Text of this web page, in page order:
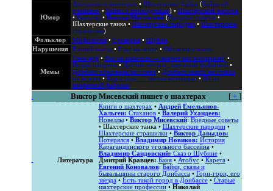
Юмор
Анекдоты о шахтерах• Шахтёрские байки(Байки об
учениках• Байки о проходчиках) • Шахтёрский жаргон
• Курьезы• Виктор Мисевский(Вредные советы•
Шахтерские танка• Шахтерские пародии• Шахтерские
страшилки)
Фольклор
Мифология• Суеверия• Шубин
Нарушения
Ранний выезд• Езда на ленте• Объяснительная
Мемы
Глюк ауф• Вас не наказали — значит вас поощрили! •
Ведро напруги• Датчик метана, закрытый фуфайкой•
Донбасс порожняк не гонит• Донбасс никто не ставил
на колени• Караганда — третья кочегарка• Не на
конфетной фабрике
[+ ]
Виктор Мисевский пишет о шахтерах
Литература
Книги о шахтерах• Андрей Емельянов-
Хальген: Стаханов• Валерий Ухандеев:
Новеллы• Виктор Мисевский: Вредные советы
• Шахтерские танка• Шахтерские пародии•
Шахтерские страшилки• Виктор Давыдов:
Потерялся• Владимир Новиков: История
Карагандинского угольного бассейна•
Владимир Сандовский: Сказ о Шубине•
Дмитрий Кравцев: Баня• Атобус• Карета•
Евгений Коновалов: Байки, сказы и
бывальщины старого Донбасса• Гори-гори, его
звезда• Есть такой город в Донбассе• Старые
шахтерские профессии• Николай